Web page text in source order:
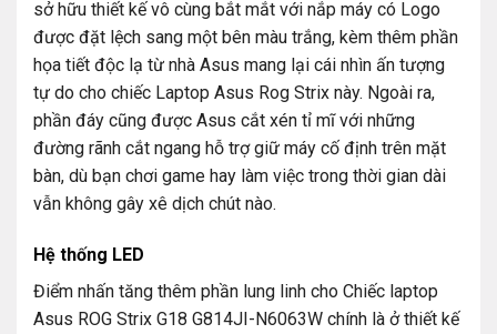
sở hữu thiết kế vô cùng bắt mắt với nắp máy có Logo
được đặt lệch sang một bên màu trắng, kèm thêm phần
họa tiết độc lạ từ nhà Asus mang lại cái nhìn ấn tượng
tự do cho chiếc Laptop Asus Rog Strix này. Ngoài ra,
phần đáy cũng được Asus cắt xén tỉ mĩ với những
đường rãnh cắt ngang hỗ trợ giữ máy cố định trên mặt
bàn, dù bạn chơi game hay làm việc trong thời gian dài
vẫn không gây xê dịch chút nào.
Hệ thống LED
Điểm nhấn tăng thêm phần lung linh cho Chiếc laptop
Asus ROG Strix G18 G814JI-N6063W chính là ở thiết kế